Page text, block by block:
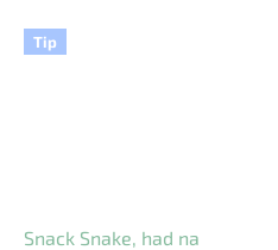
Tip
Snack Snake, had na